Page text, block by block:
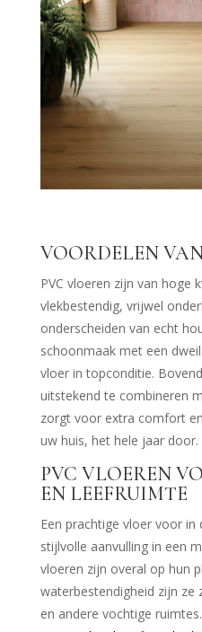
VOORDELEN
PVC vloeren zijn van hoge
vlekbestendig, vrijwel
onderscheiden van echt
schoonmaak met een
vloer in topconditie.
uitstekend te combineren
zorgt voor extra comfort
uw huis, het hele jaar door.
PVC VLOEREN
EN LEEFRUIMTE
Een prachtige vloer voor
stijlvolle aanvulling in een
vloeren zijn overal op hun
waterbestendigheid zijn ze
en andere vochtige